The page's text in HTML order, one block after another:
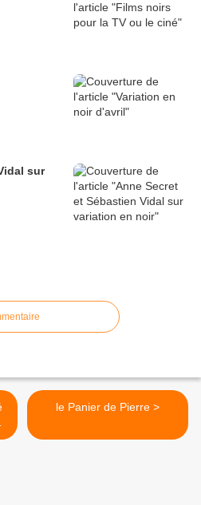
sur
le Panier de Pierre >